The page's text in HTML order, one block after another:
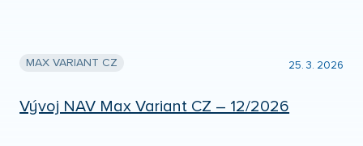
MAX VARIANT CZ 25. 3. 2026
Vývoj NAV Max Variant CZ – 12/2026